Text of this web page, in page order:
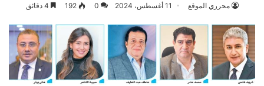
محرري الموقع 11 أغسطس، 2024 0
192